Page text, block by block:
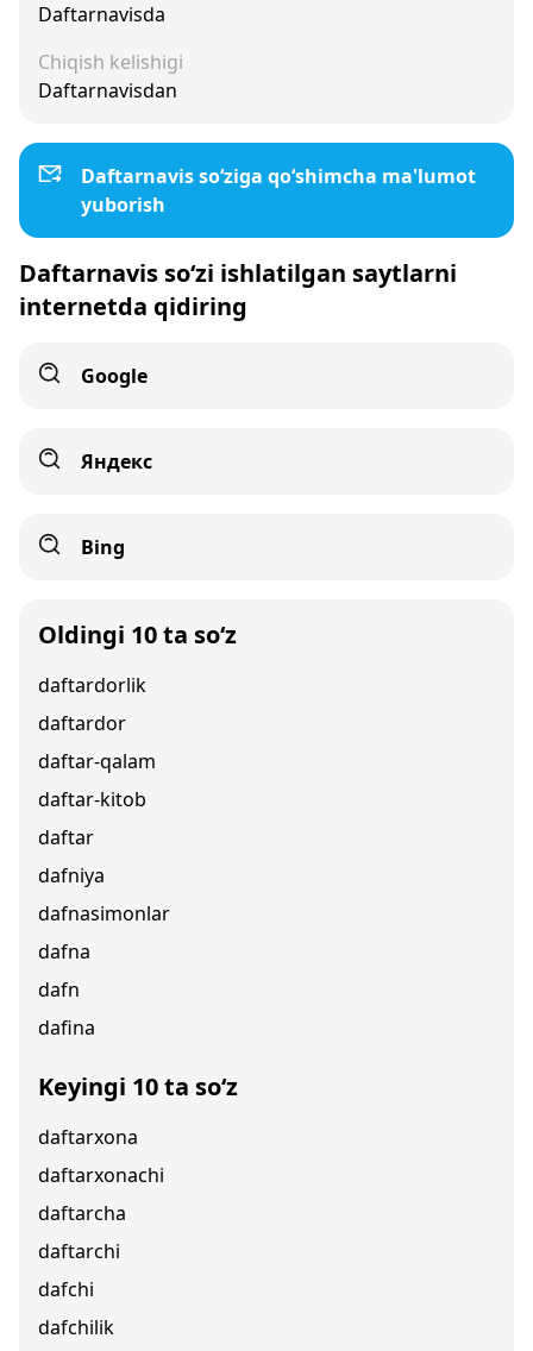
Daftarnavisda
Chiqish kelishigi
Daftarnavisdan
Daftarnavis so‘ziga qo‘shimcha ma'lumot
yuborish
Daftarnavis so‘zi ishlatilgan saytlarni
internetda qidiring
Google
Яндекс
Bing
Oldingi 10 ta so‘z
daftardorlik
daftardor
daftar-qalam
daftar-kitob
daftar
dafniya
dafnasimonlar
dafna
dafn
dafina
Keyingi 10 ta so‘z
daftarxona
daftarxonachi
daftarcha
daftarchi
dafchi
dafchilik